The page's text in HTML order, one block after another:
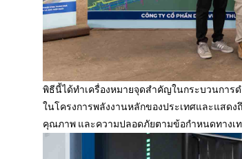
พิธีนี้ได้ทำเครื่องหมายจุดสำคัญในกระบวนการ
ในโครงการพลังงานหลักของประเทศและแสด
คุณภาพ และความปลอดภัยตามข้อกำหนดทางเท